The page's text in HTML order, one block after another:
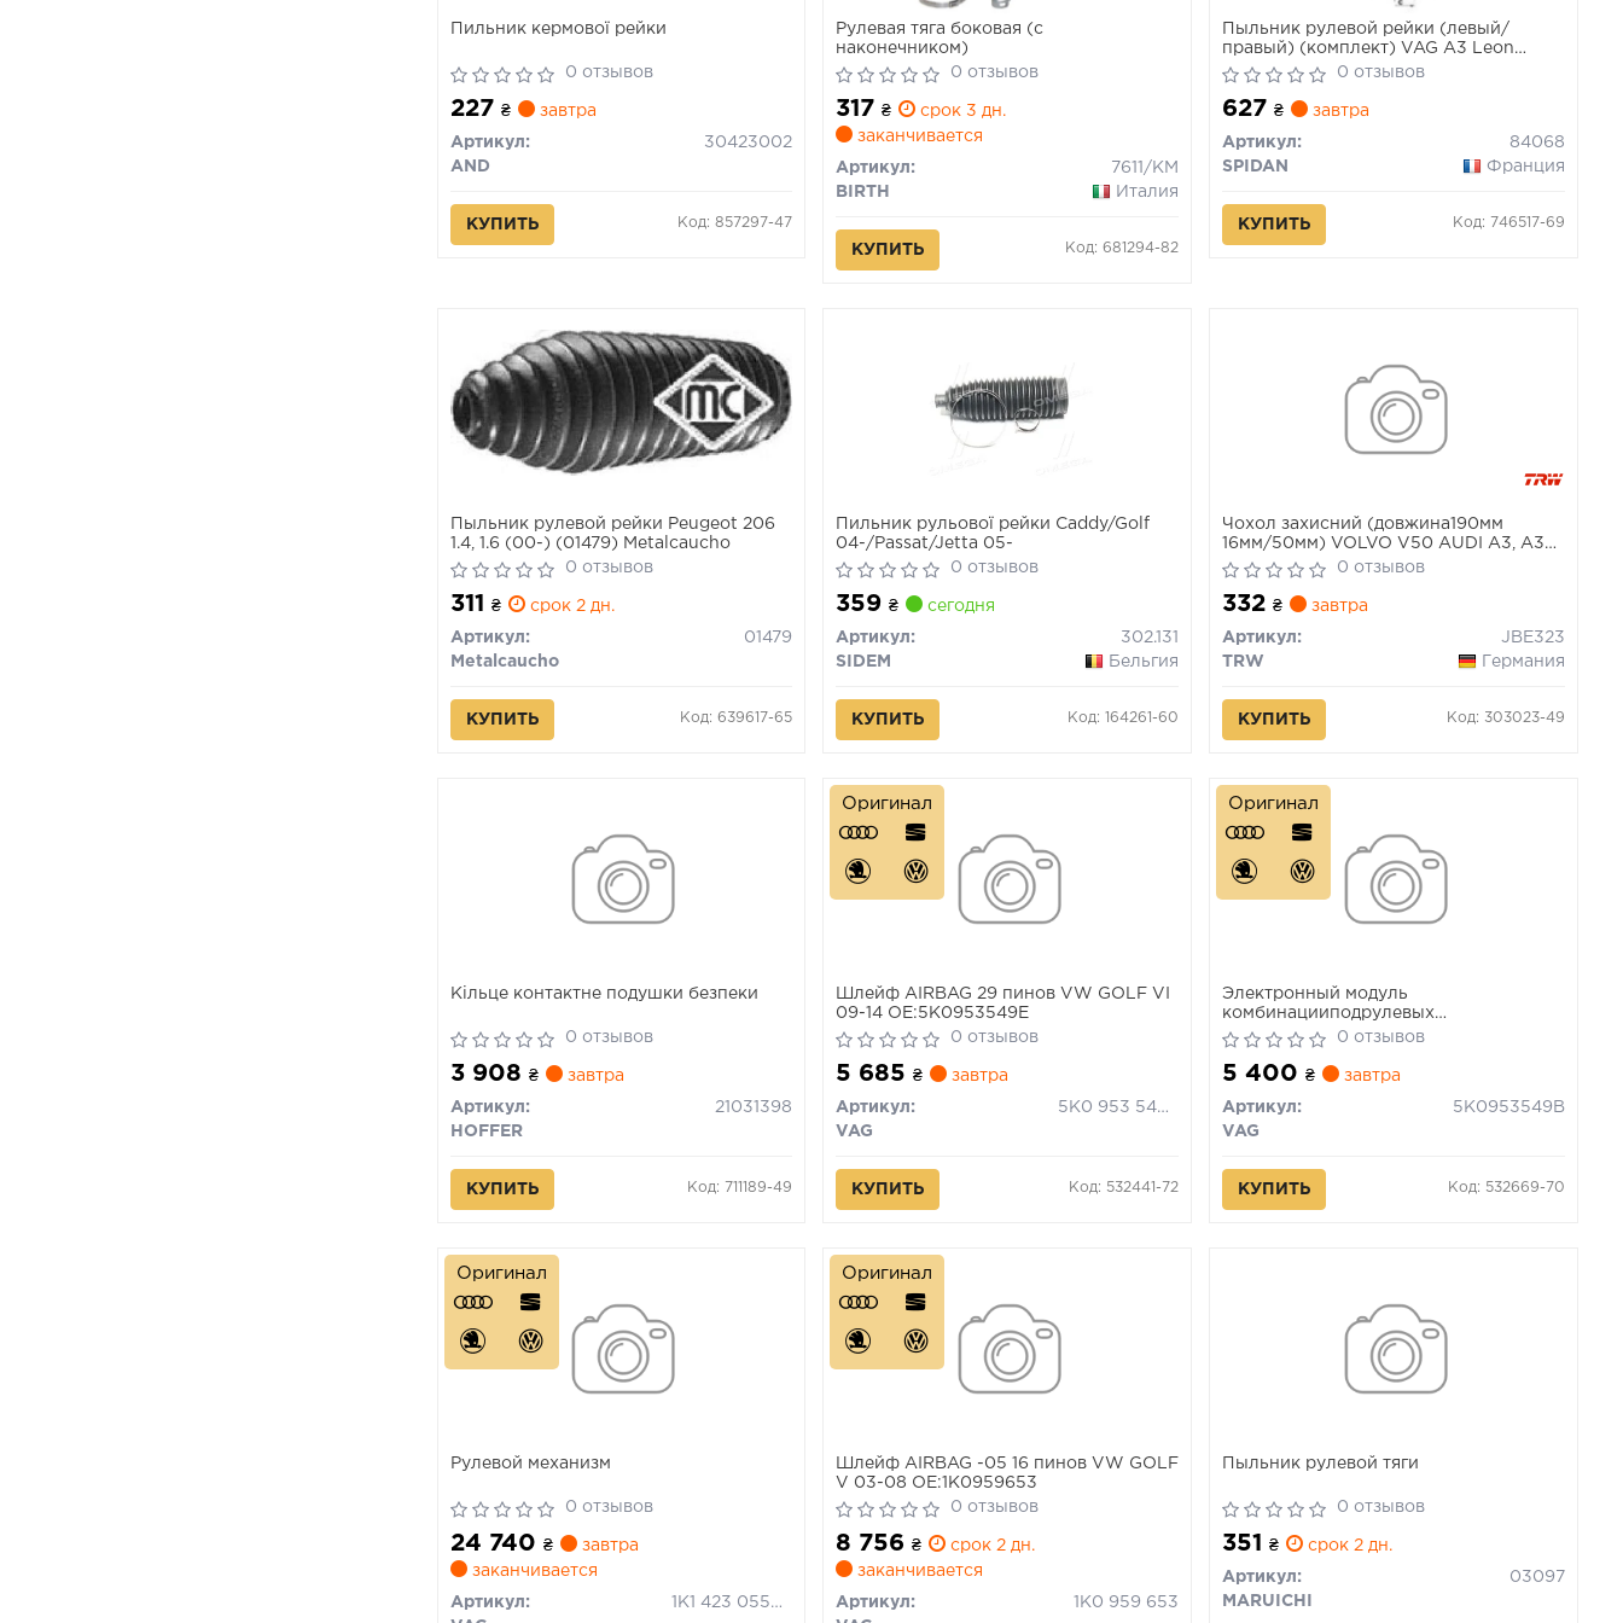
Пильник кермової рейки
0 отзывов
227 ₴ завтра
Артикул:
30423002
AND
КУПИТЬ Код: 857297-47
Рулевая тяга боковая (с
наконечником)
0 отзывов
317₴
срок 3 дн.
заканчивается
Артикул:
7611/KM
BIRTH
Италия
КУПИТЬ Код: 681294-82
Пыльник рулевой рейки (левый/
правый) (комплект) VAG A3 Leon
Octavia Golf 03-0 отзывов
627₴ завтра
Артикул:
84068
SPIDAN
Франция
КУПИТЬ Код: 746517-69
Пыльник рулевой рейки Peugeot 206
1.4, 1.6 (00-) (01479) Metalcaucho
0 отзывов
311 ₴ срок 2 дн.
Артикул:
01479
Metalcaucho
КУПИТЬ Код: 639617-65
Пильник рульової рейки Caddy/Golf
04-/Passat/Jetta 05-
0 отзывов
359₴ сегодня
Артикул:
302.131
SIDEM
Бельгия
КУПИТЬ Код: 164261-60
Чохол захисний (довжина190мм
16мм/50мм) VOLVO V50 AUDI A3, A3
ALLSTREET, Q2, Q3, TT CUPRA ATECA,
FORMENTOR, LEON, LEON
SPORTSTOURER, TERRAMAR SEAT
Electric 02.03-
0 отзывов
332₴ завтра
Артикул:
JBE323
TRW
Германия
КУПИТЬ Код: 303023-49
Кільце контактне подушки безпеки
0 отзывов
3 908 ₴ завтра
Артикул:
21031398
HOFFER
КУПИТЬ Код: 711189-49
Шлейф AIRBAG 29 пинов VW GOLF VI
09-14 ОЕ:5K0953549E
0 отзывов
5 685₴ завтра
Артикул:
5K0 953 549 E
VAG
КУПИТЬ Код: 532441-72
Оригинал
Электронный модуль
комбинацииподрулевых
переключателей0 отзывов
5 400₴ завтра
Артикул:
5K0953549B
VAG
КУПИТЬ Код: 532669-70
Оригинал
Рулевой механизм
0 отзывов
24 740 ₴
завтра
заканчивается
Артикул:
1K1 423 055MX
Оригинал
Шлейф AIRBAG -05 16 пинов VW GOLF
V 03-08 ОЕ:1K0959653
0 отзывов
8 756₴
срок 2 дн.
заканчивается
Артикул:
1K0 959 653
Оригинал
Пыльник рулевой тяги
0 отзывов
351₴ срок 2 дн.
Артикул:
03097
MARUICHI